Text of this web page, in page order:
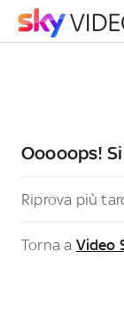
Ooooops!
Riprova più
Torna a Video